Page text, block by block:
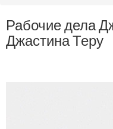
Рабочие дела
Джастина Теру